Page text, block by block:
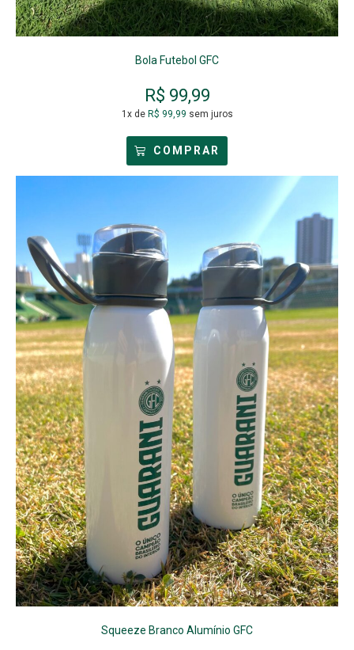
Bola Futebol GFC
R$ 99,99
1x de R$ 99,99 sem juros
COMPRAR
Squeeze Branco Alumínio GFC